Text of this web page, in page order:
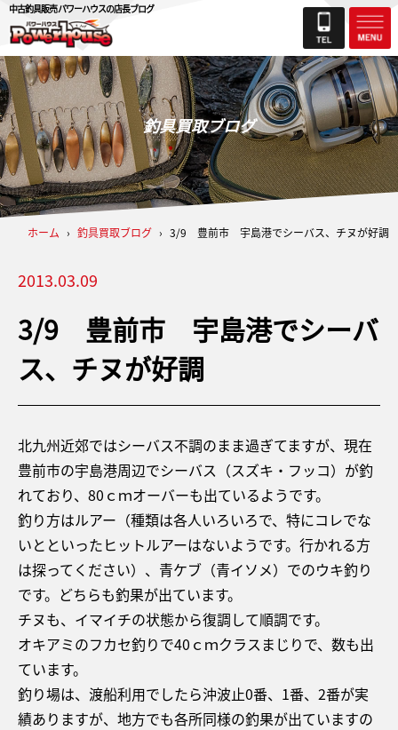
中古釣具販売 パワーハウスの店長ブログ
釣具買取ブログ
ホーム › 釣具買取ブログ › 3/9 豊前市 宇島港でシーバス、チヌが好調
2013.03.09
3/9 豊前市 宇島港でシーバ
ス、チヌが好調
北九州近郊ではシーバス不調のまま過ぎてますが、現在
豊前市の宇島港周辺でシーバス（スズキ・フッコ）が釣
れており、80ｃｍオーバーも出ているようです。
釣り方はルアー（種類は各人いろいろで、特にコレでな
いとといったヒットルアーはないようです。行かれる方
は探ってください）、青ケブ（青イソメ）でのウキ釣り
です。どちらも釣果が出ています。
チヌも、イマイチの状態から復調して順調です。
オキアミのフカセ釣りで40ｃｍクラスまじりで、数も出
ています。
釣り場は、渡船利用でしたら沖波止0番、1番、2番が実
績ありますが、地方でも各所同様の釣果が出ていますの